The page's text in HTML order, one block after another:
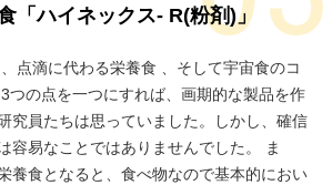
「ハイネックス- R(粉剤)」
、点滴に代わる栄養食 、そして宇宙食のコ
つの点を一つにすれば、画期的な製品を作
究員たちは思っていました。しかし、確信
容易なことではありませんでした。 ま
養食となると、食べ物なので基本的におい